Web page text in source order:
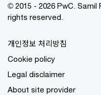
© 2015 - 2026 PwC.
rights reserved.
개인정보 처리방침
Cookie policy
Legal disclaimer
About site provider